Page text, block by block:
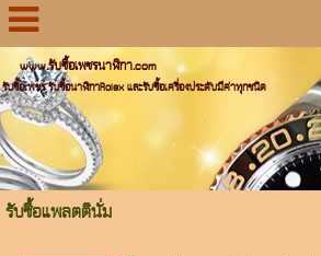
www.รับซื้อเพชรนาฬิกา.com
รับซื้อเพชร รับซื้อนาฬิกาRolex และรับซื้อเครื่องประดับมีค่าทุกชนิด
รับซื้อแพลตตินั่ม